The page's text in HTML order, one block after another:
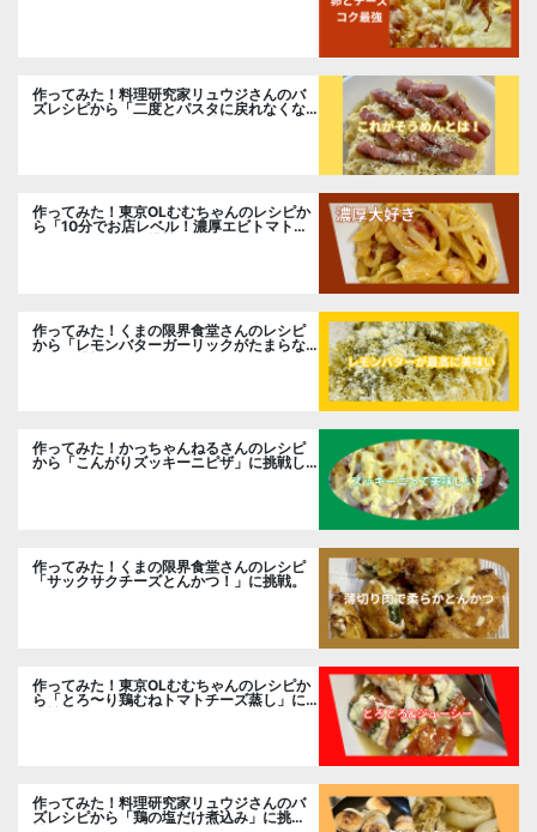
作ってみた！料理研究家リュウジさんのバ
ズレシピから「二度とパスタに戻れなくな
る冷やしカルボナーラ」に挑戦。
作ってみた！東京OLむむちゃんのレシピか
ら「10分でお店レベル！濃厚エビトマトク
作ってみた！くまの限界食堂さんのレシピ
から「レモンバターガーリックがたまらな
い」に挑戦。
作ってみた！かっちゃんねるさんのレシピ
から「こんがりズッキーニピザ」に挑戦し
作ってみた！くまの限界食堂さんのレシピ
「サックサクチーズとんかつ！」に挑戦。
作ってみた！東京OLむむちゃんのレシピか
ら「とろ〜り鶏むねトマトチーズ蒸し」に
挑戦
作ってみた！料理研究家リュウジさんのバ
ズレシピから「鶏の塩だけ煮込み」に挑